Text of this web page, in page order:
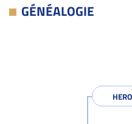
GÉNÉALOGIE